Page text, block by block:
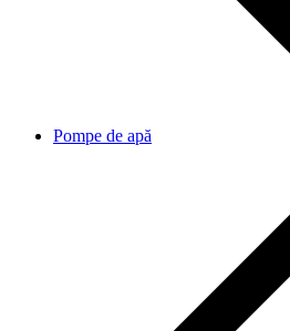
Pompe de apă